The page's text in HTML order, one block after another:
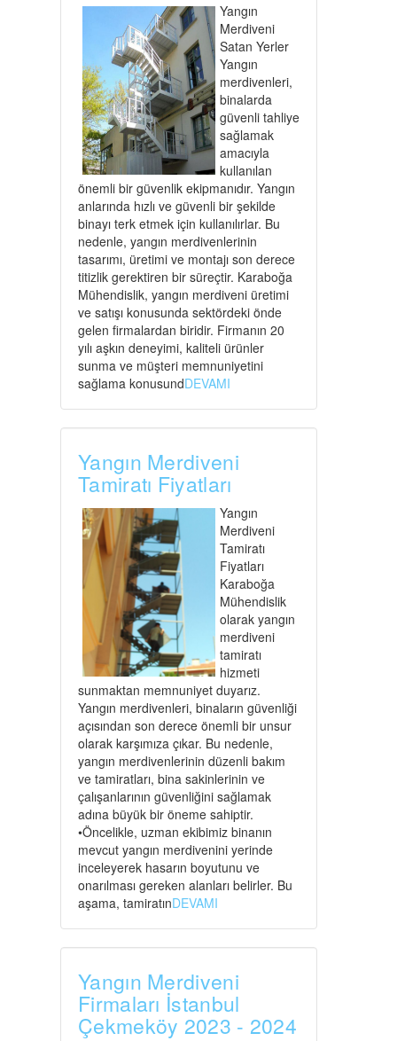
Yangın
Merdiveni
Satan Yerler
Yangın
merdivenleri,
binalarda
güvenli tahliye
sağlamak
amacıyla
kullanılan
önemli bir güvenlik ekipmanıdır. Yangın
anlarında hızlı ve güvenli bir şekilde
binayı terk etmek için kullanılırlar. Bu
nedenle, yangın merdivenlerinin
tasarımı, üretimi ve montajı son derece
titizlik gerektiren bir süreçtir. Karaboğa
Mühendislik, yangın merdiveni üretimi
ve satışı konusunda sektördeki önde
gelen firmalardan biridir. Firmanın 20
yılı aşkın deneyimi, kaliteli ürünler
sunma ve müşteri memnuniyetini
sağlama konusundDEVAMI
Yangın Merdiveni
Tamiratı Fiyatları
Yangın
Merdiveni
Tamiratı
Fiyatları
Karaboğa
Mühendislik
olarak yangın
merdiveni
tamiratı
hizmeti
sunmaktan memnuniyet duyarız.
Yangın merdivenleri, binaların güvenliği
açısından son derece önemli bir unsur
olarak karşımıza çıkar. Bu nedenle,
yangın merdivenlerinin düzenli bakım
ve tamiratları, bina sakinlerinin ve
çalışanlarının güvenliğini sağlamak
adına büyük bir öneme sahiptir.
•Öncelikle, uzman ekibimiz binanın
mevcut yangın merdivenini yerinde
inceleyerek hasarın boyutunu ve
onarılması gereken alanları belirler. Bu
aşama, tamiratınDEVAMI
Yangın Merdiveni
Firmaları İstanbul
Çekmeköy 2023 - 2024